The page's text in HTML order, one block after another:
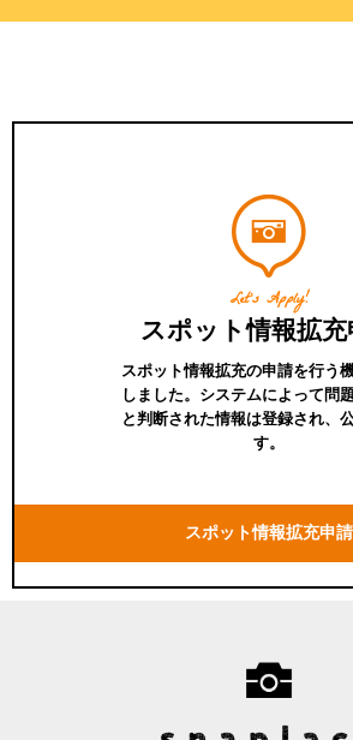
Let's Apply!
スポット情報拡充
スポット情報拡充の申請を行う
しました。システムによって問
と判断された情報は登録され、
す。
スポット情報拡充申請